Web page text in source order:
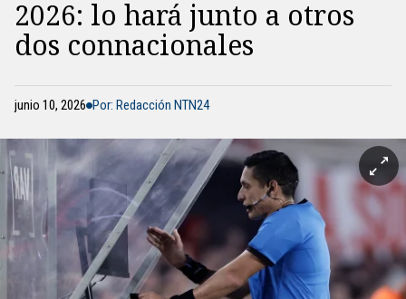
2026: lo hará junto a otros
dos connacionales
junio 10, 2026 Por: Redacción NTN24